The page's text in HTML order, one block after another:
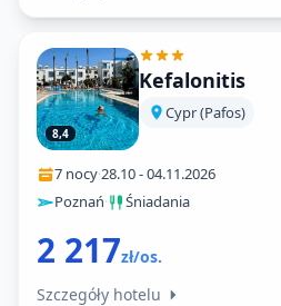
8,4
Kefalonitis
Cypr (Pafos)
7 nocy·28.10-04.11.2026
Poznań· Śniadania
2 217zł/os.
Szczegóły hotelu